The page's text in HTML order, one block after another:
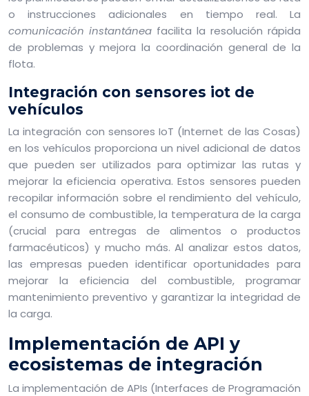
o instrucciones adicionales en tiempo real. La
comunicación instantánea facilita la resolución rápida
de problemas y mejora la coordinación general de la
flota.
Integración con sensores iot de
vehículos
La integración con sensores IoT (Internet de las Cosas)
en los vehículos proporciona un nivel adicional de datos
que pueden ser utilizados para optimizar las rutas y
mejorar la eficiencia operativa. Estos sensores pueden
recopilar información sobre el rendimiento del vehículo,
el consumo de combustible, la temperatura de la carga
(crucial para entregas de alimentos o productos
farmacéuticos) y mucho más. Al analizar estos datos,
las empresas pueden identificar oportunidades para
mejorar la eficiencia del combustible, programar
mantenimiento preventivo y garantizar la integridad de
la carga.
Implementación de API y
ecosistemas de integración
La implementación de APIs (Interfaces de Programación